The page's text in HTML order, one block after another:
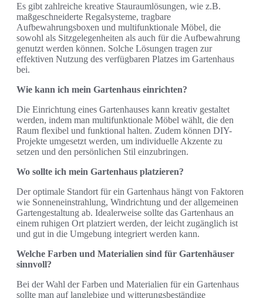
Es gibt zahlreiche kreative Stauraumlösungen, wie z.B.
maßgeschneiderte Regalsysteme, tragbare
Aufbewahrungsboxen und multifunktionale Möbel, die
sowohl als Sitzgelegenheiten als auch für die Aufbewahrung
genutzt werden können. Solche Lösungen tragen zur
effektiven Nutzung des verfügbaren Platzes im Gartenhaus
bei.
Wie kann ich mein Gartenhaus einrichten?
Die Einrichtung eines Gartenhauses kann kreativ gestaltet
werden, indem man multifunktionale Möbel wählt, die den
Raum flexibel und funktional halten. Zudem können DIY-
Projekte umgesetzt werden, um individuelle Akzente zu
setzen und den persönlichen Stil einzubringen.
Wo sollte ich mein Gartenhaus platzieren?
Der optimale Standort für ein Gartenhaus hängt von Faktoren
wie Sonneneinstrahlung, Windrichtung und der allgemeinen
Gartengestaltung ab. Idealerweise sollte das Gartenhaus an
einem ruhigen Ort platziert werden, der leicht zugänglich ist
und gut in die Umgebung integriert werden kann.
Welche Farben und Materialien sind für Gartenhäuser
sinnvoll?
Bei der Wahl der Farben und Materialien für ein Gartenhaus
sollte man auf langlebige und witterungsbeständige